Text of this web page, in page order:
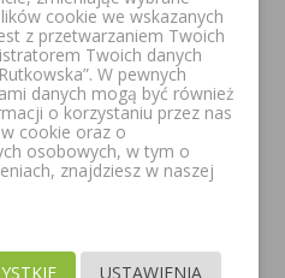
399,00 zł 899,00 zł
cookie we wskazanych
z przetwarzaniem Twoich
Twoich danych
W pewnych
danych mogą być również
o korzystaniu przez nas
cookie oraz o
osobowych, w tym o
znajdziesz w naszej
USTAWIENIA